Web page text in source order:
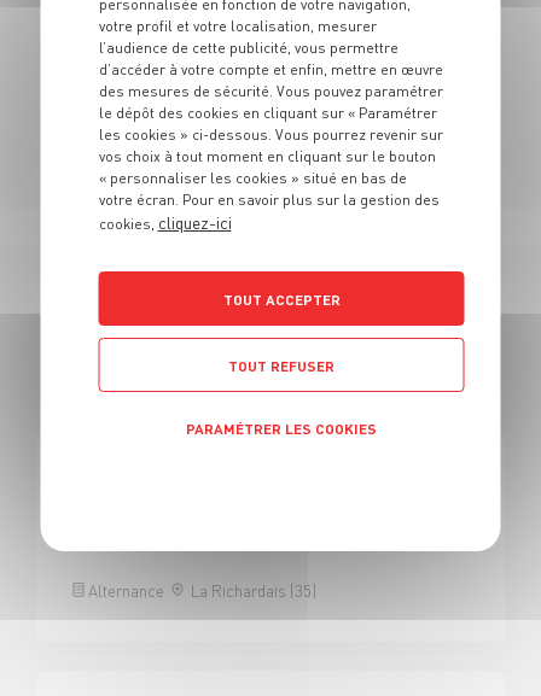
Attention ! Certains CFA demandent des dossiers de
pré-inscription ! Rapprochez-vous de ces derniers.
N'hésitez pas à vous rendre au sein de nos rayons
pour découvrir notre univers.
23 OFFRES
EN VENDEUR BOUCHERIE
Alternance La Richardais (35)
personnalisée en fonction de votre navigation,
votre profil et votre localisation, mesurer
l’audience de cette publicité, vous permettre
d’accéder à votre compte et enfin, mettre en œuvre
des mesures de sécurité. Vous pouvez paramétrer
le dépôt des cookies en cliquant sur « Paramétrer
les cookies » ci-dessous. Vous pourrez revenir sur
vos choix à tout moment en cliquant sur le bouton
« personnaliser les cookies » situé en bas de
votre écran. Pour en savoir plus sur la gestion des
cookies, cliquez-ici
TOUT ACCEPTER
TOUT REFUSER
PARAMÉTRER LES COOKIES